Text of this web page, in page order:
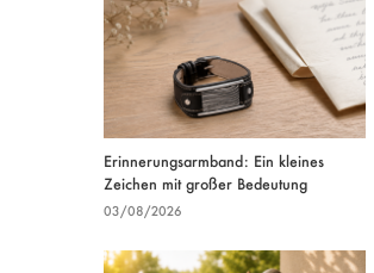
Erinnerungsarmband: Ein kleines
Zeichen mit großer Bedeutung
03/08/2026